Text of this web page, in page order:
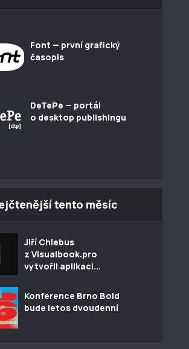
Font — první grafický
časopis
DeTePe — portál
o desktop publishingu
tento měsíc
Jiří Chlebus
z Visualbook.pro
vytvořil aplikaci...
Konference Brno Bold
bude letos dvoudenní